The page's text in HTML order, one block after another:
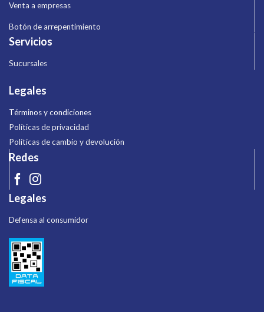
Venta a empresas
Botón de arrepentimiento
Servicios
Sucursales
Legales
Términos y condiciones
Políticas de privacidad
Políticas de cambio y devolución
Redes
Legales
Defensa al consumidor